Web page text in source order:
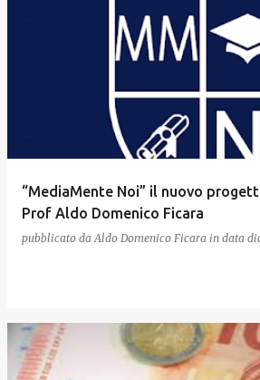
“MediaMente Noi” il nuovo
Prof Aldo Domenico Ficara
pubblicato da Aldo Domenico Ficara in data